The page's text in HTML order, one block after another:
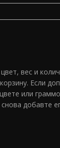
вес и
Если
или
добавте